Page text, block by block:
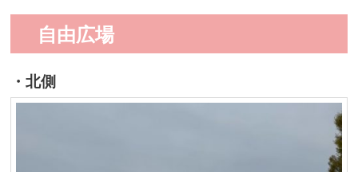
自由広場
・北側